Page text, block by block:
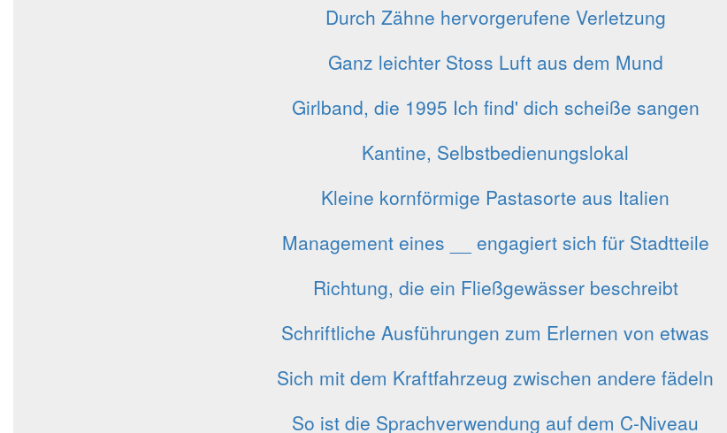
Durch Zähne hervorgerufene Verletzung
Ganz leichter Stoss Luft aus dem Mund
Girlband, die 1995 Ich find' dich scheiße sangen
Kantine, Selbstbedienungslokal
Kleine kornförmige Pastasorte aus Italien
Management eines __ engagiert sich für Stadtteile
Richtung, die ein Fließgewässer beschreibt
Schriftliche Ausführungen zum Erlernen von etwas
Sich mit dem Kraftfahrzeug zwischen andere fädeln
So ist die Sprachverwendung auf dem C-Niveau